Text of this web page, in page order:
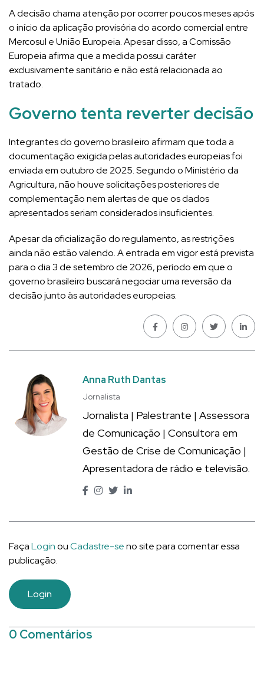
A decisão chama atenção por ocorrer poucos meses após
o início da aplicação provisória do acordo comercial entre
Mercosul e União Europeia. Apesar disso, a Comissão
Europeia afirma que a medida possui caráter
exclusivamente sanitário e não está relacionada ao
tratado.
Governo tenta reverter decisão
Integrantes do governo brasileiro afirmam que toda a
documentação exigida pelas autoridades europeias foi
enviada em outubro de 2025. Segundo o Ministério da
Agricultura, não houve solicitações posteriores de
complementação nem alertas de que os dados
apresentados seriam considerados insuficientes.
Apesar da oficialização do regulamento, as restrições
ainda não estão valendo. A entrada em vigor está prevista
para o dia 3 de setembro de 2026, período em que o
governo brasileiro buscará negociar uma reversão da
decisão junto às autoridades europeias.
Anna Ruth Dantas
Jornalista
Jornalista | Palestrante | Assessora
de Comunicação | Consultora em
Gestão de Crise de Comunicação |
Apresentadora de rádio e televisão.
FaçaLoginouCadastre-seno site para comentar essa
publicação.
Login
0 Comentários